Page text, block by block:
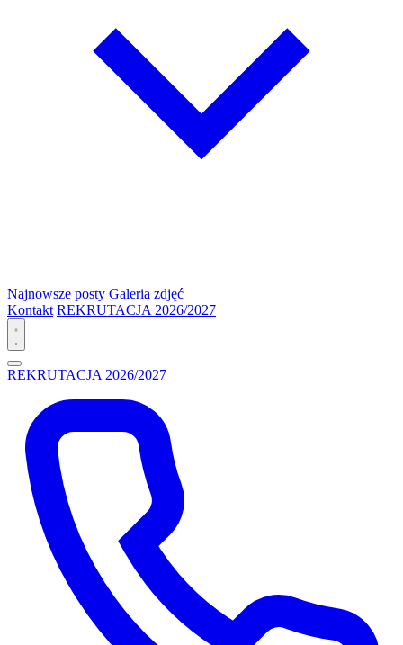
Najnowsze posty Galeria zdjęć
Kontakt REKRUTACJA 2026/2027
REKRUTACJA 2026/2027